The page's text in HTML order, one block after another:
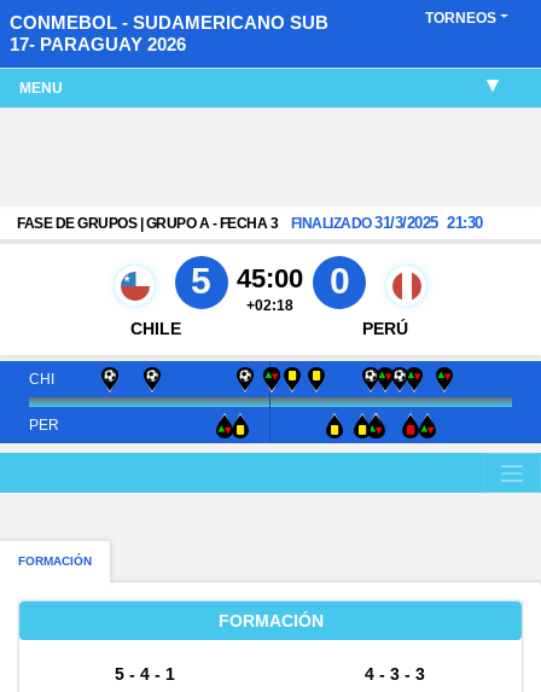
CONMEBOL - SUDAMERICANO SUB
17- PARAGUAY 2026
TORNEOS
MENU
FASE DE GRUPOS | GRUPO A - FECHA 3 FINALIZADO31/3/2025 21:30
CHILE
5 45:00
+02:18
0
PERÚ
CHI
PER
FORMACIÓN
FORMACIÓN
5 - 4 - 1 4 - 3 - 3